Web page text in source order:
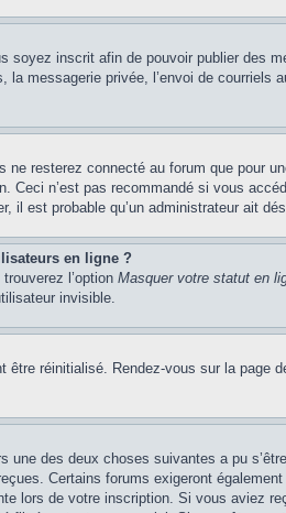
soyez inscrit afin de pouvoir publier des
messagerie privée, l’envoi de courriels
ne resterez connecté au forum que pour
n’est pas recommandé si vous
il est probable qu’un administrateur ait
en ligne ?
l’option Masquer votre statut en
invisible.
réinitialisé. Rendez-vous sur la page
des deux choses suivantes a pu
Certains forums exigeront
lors de votre inscription. Si vous aviez